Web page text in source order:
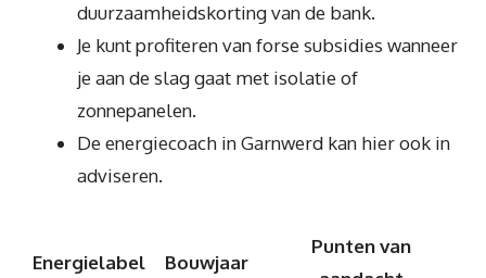
duurzaamheidskorting van de bank.
Je kunt profiteren van forse subsidies wanneer
je aan de slag gaat met isolatie of
zonnepanelen.
De energiecoach in Garnwerd kan hier ook in
adviseren.
Energielabel Bouwjaar
Punten van